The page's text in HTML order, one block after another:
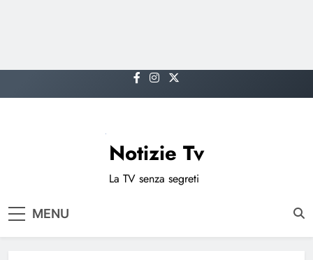
to
Notizie Tv
La TV senza segreti
MENU